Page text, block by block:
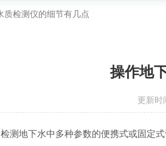
质检测仪的细节有几点
操作地
更新
地下水中多种参数的便携式或固定式